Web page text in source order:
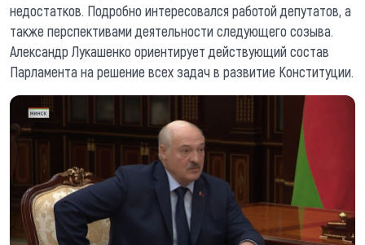
недостатков. Подробно интересовался работой депутатов, а
также перспективами деятельности следующего созыва.
Александр Лукашенко ориентирует действующий состав
Парламента на решение всех задач в развитие Конституции.